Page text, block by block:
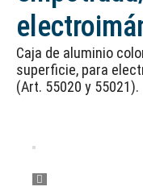
Caja de aluminio
superficie, para
(Art. 55020 y 55021).